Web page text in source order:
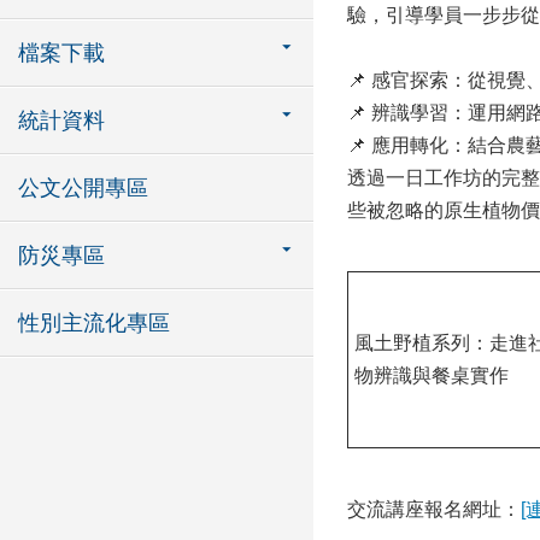
檔案下載
統計資料
公文公開專區
防災專區
性別主流化專區
驗，引導學員一步步
📌 感官探索：從視覺
📌 辨識學習：運用網
📌 應用轉化：結合農
透過一日工作坊的完
些被忽略的原生植物
風土野植系列：走進
物辨識與餐桌實作
交流講座報名網址： [